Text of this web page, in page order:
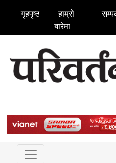
गृहपृष्ठ
हाम्रो
बारेमा